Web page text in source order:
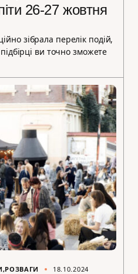
26-27 жовтня
зібрала перелік подій,
ви точно зможете
РОЗВАГИ 18.10.2024